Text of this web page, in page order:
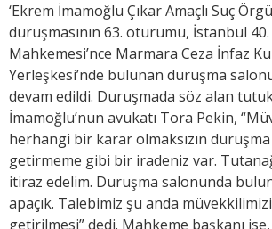
‘Ekrem İmamoğlu Çıkar Amaçlı Suç
duruşmasının 63. oturumu, İstanbul 40.
Mahkemesi’nce Marmara Ceza İnfaz
Yerleşkesi’nde bulunan duruşma
devam edildi. Duruşmada söz alan
İmamoğlu’nun avukatı Tora Pekin,
herhangi bir karar olmaksızın
getirmeme gibi bir iradeniz var.
itiraz edelim. Duruşma salonunda
apaçık. Talebimiz şu anda
getirilmesi” dedi. Mahkeme başkanı